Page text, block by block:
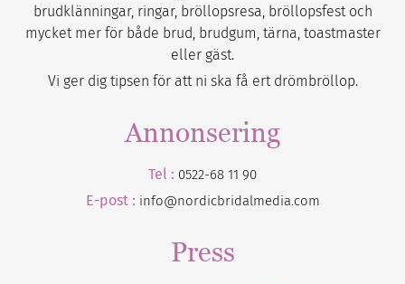
brudklänningar, ringar, bröllopsresa, bröllopsfest och
mycket mer för både brud, brudgum, tärna, toastmaster
eller gäst.
Vi ger dig tipsen för att ni ska få ert drömbröllop.
Annonsering
Tel : 0522-68 11 90
E-post : info@nordicbridalmedia.com
Press